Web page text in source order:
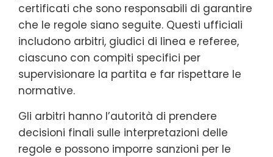
certificati che sono responsabili di garantire
che le regole siano seguite. Questi ufficiali
includono arbitri, giudici di linea e referee,
ciascuno con compiti specifici per
supervisionare la partita e far rispettare le
normative.
Gli arbitri hanno l’autorità di prendere
decisioni finali sulle interpretazioni delle
regole e possono imporre sanzioni per le